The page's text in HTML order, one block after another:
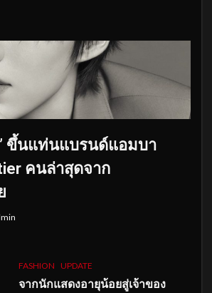
ขึ้นแท่นแบรนด์แอมบา
คนล่าสุดจาก
FASHION UPDATE
จากนักแสดงอายุน้อยสู่เจ้าของ